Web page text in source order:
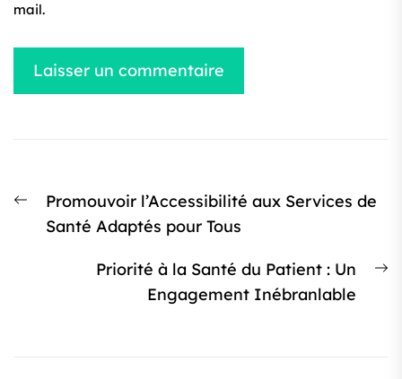
mail.
de
l’article
Article
précédent
Promouvoir l’Accessibilité aux Services de
Santé Adaptés pour Tous
Priorité à la Santé du Patient : Un
Engagement Inébranlable